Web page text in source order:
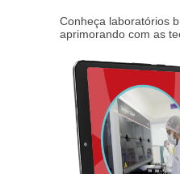
Conheça laboratórios
aprimorando com as